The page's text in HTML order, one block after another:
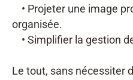
• Projeter une image
organisée.
• Simplifier la gestion
Le tout, sans nécessiter